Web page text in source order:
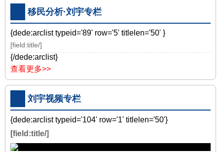
移民分析·刘宇专栏
{dede:arclist typeid='89' row='5' titlelen='50' }
[field:title/]
{/dede:arclist}
查看更多>>
刘宇视频专栏
{dede:arclist typeid='104' row='1' titlelen='50'}
[field:title/]